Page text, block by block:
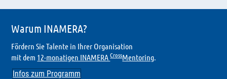
Warum INAMERA?
Fördern Sie Talente in Ihrer Organisation
mit dem 12-monatigen INAMERACrossMentoring.
Infos zum Programm